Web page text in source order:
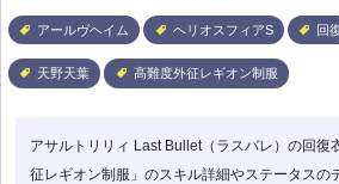
アールヴヘイム ヘリオスフィアS 回
天野天葉 高難度外征レギオン制服
アサルトリリィ Last Bullet（ラスバレ）の回復
征レギオン制服」のスキル詳細やステータスの